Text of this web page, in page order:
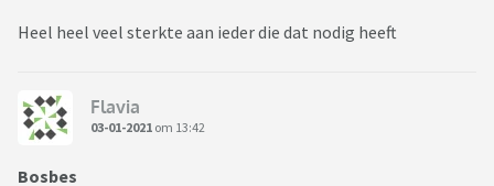
Heel heel veel sterkte aan ieder die dat nodig heeft
Flavia
03-01-2021 om 13:42
Bosbes